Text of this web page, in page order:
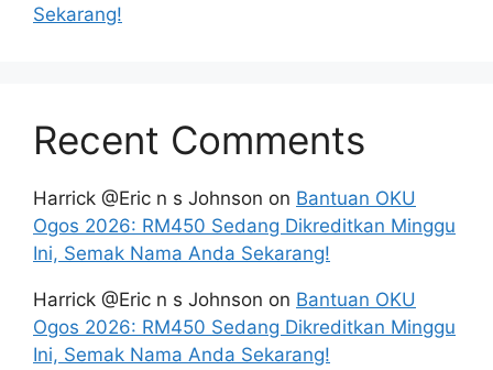
Sekarang!
Recent Comments
Harrick @Eric n s Johnson on Bantuan OKU
Ogos 2026: RM450 Sedang Dikreditkan Minggu
Ini, Semak Nama Anda Sekarang!
Harrick @Eric n s Johnson on Bantuan OKU
Ogos 2026: RM450 Sedang Dikreditkan Minggu
Ini, Semak Nama Anda Sekarang!